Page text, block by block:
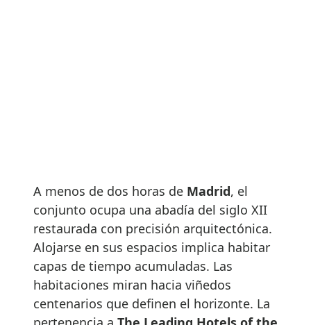
A menos de dos horas de Madrid, el
conjunto ocupa una abadía del siglo XII
restaurada con precisión arquitectónica.
Alojarse en sus espacios implica habitar
capas de tiempo acumuladas. Las
habitaciones miran hacia viñedos
centenarios que definen el horizonte. La